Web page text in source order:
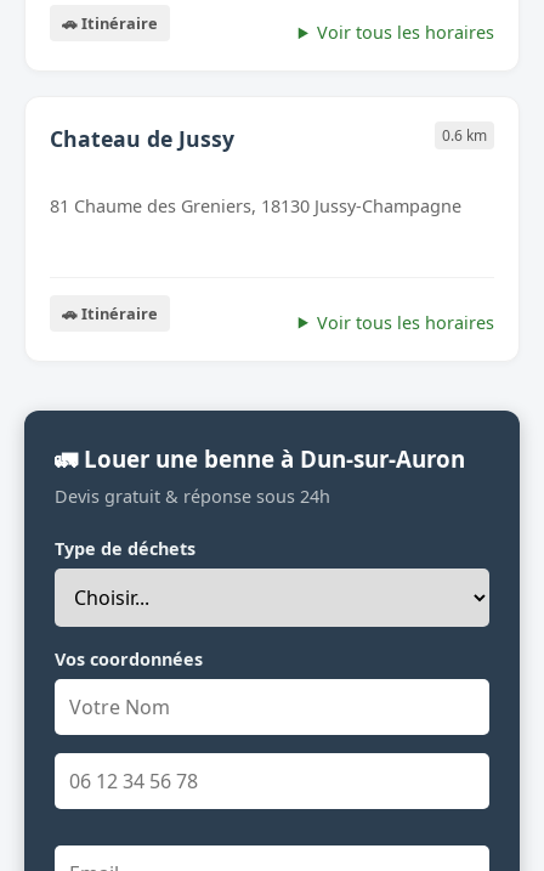
🚗 Itinéraire Voir tous les horaires
Chateau de Jussy 0.6 km
81 Chaume des Greniers, 18130 Jussy-Champagne
🚗 Itinéraire Voir tous les horaires
🚛 Louer une benne à Dun-sur-Auron
Devis gratuit & réponse sous 24h
Type de déchets
Vos coordonnées